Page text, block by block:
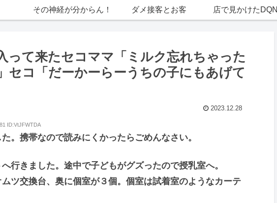
その神経が分からん！ ダメ接客とお客 店で見かけたDQN
って来たセコママ「ミルク忘れちゃった
セコ「だーかーらーうちの子にもあげて
2023.12.28
ID:VtJFWTDA
。携帯なので読みにくかったらごめんなさい。
行きました。途中で子どもがグズったので授乳室へ。
ツ交換台、奥に個室が３個。個室は試着室のようなカーテ